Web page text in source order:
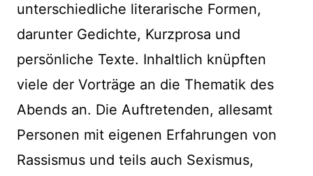
unterschiedliche literarische Formen,
darunter Gedichte, Kurzprosa und
persönliche Texte. Inhaltlich knüpften
viele der Vorträge an die Thematik des
Abends an. Die Auftretenden, allesamt
Personen mit eigenen Erfahrungen von
Rassismus und teils auch Sexismus,